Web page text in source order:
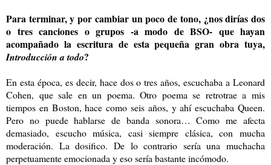
Para terminar, y por cambiar un poco de tono, ¿nos dirías dos
o tres canciones o grupos -a modo de BSO- que hayan
acompañado la escritura de esta pequeña gran obra tuya,
Introducción a todo?
En esta época, es decir, hace dos o tres años, escuchaba a Leonard
Cohen, que sale en un poema. Otro poema se retrotrae a mis
tiempos en Boston, hace como seis años, y ahí escuchaba Queen.
Pero no puede hablarse de banda sonora… Como me afecta
demasiado, escucho música, casi siempre clásica, con mucha
moderación. La dosifico. De lo contrario sería una muchacha
perpetuamente emocionada y eso sería bastante incómodo.